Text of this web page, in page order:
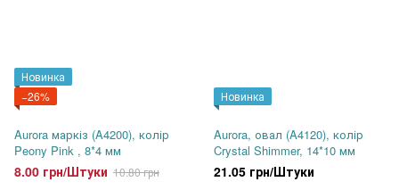
Новинка
−26%
Aurora маркіз (A4200), колір
Peony Pink , 8*4 мм
8.00 грн/Штуки 10.80 грн
Новинка
Aurora, овал (A4120), колір
Crystal Shimmer, 14*10 мм
21.05 грн/Штуки